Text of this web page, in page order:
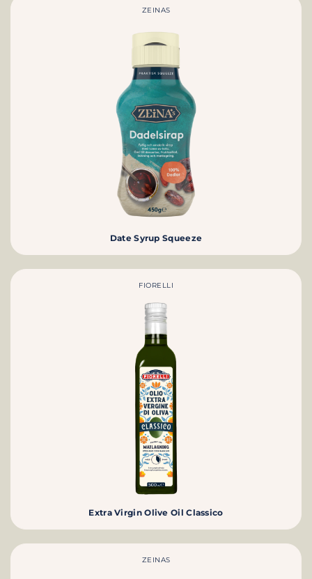
ZEINAS
Date Syrup Squeeze
FIORELLI
Extra Virgin Olive Oil Classico
ZEINAS